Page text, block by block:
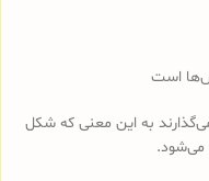
است
به این معنی که شکل
می‌شود.